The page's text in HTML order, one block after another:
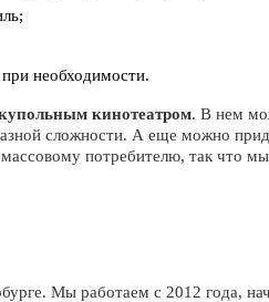
при необходимости.
кинотеатром. В нем
сложности. А еще можно
потребителю, так что
Мы работаем с 2012 года,